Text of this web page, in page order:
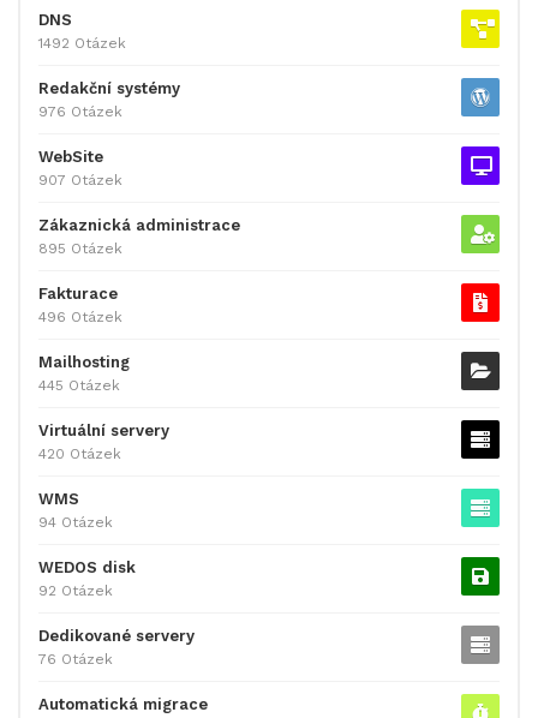
DNS
1492 Otázek
Redakční systémy
976 Otázek
WebSite
907 Otázek
Zákaznická administrace
895 Otázek
Fakturace
496 Otázek
Mailhosting
445 Otázek
Virtuální servery
420 Otázek
WMS
94 Otázek
WEDOS disk
92 Otázek
Dedikované servery
76 Otázek
Automatická migrace